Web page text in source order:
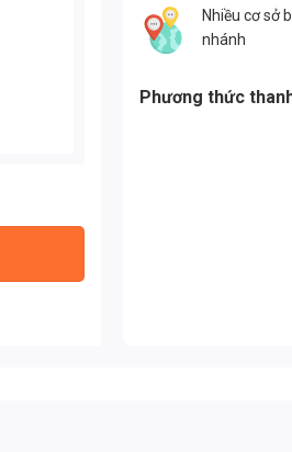
Nhiều cơ sở
nhánh
Phương thức